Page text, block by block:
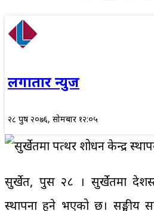
लगातार न्युज
२८ पुष २०७६, सोमबार १२:०५
सुर्खेत, पुस २८ । सुर्खेतमा
स्थापना हुने भएको छ। सङ्घीय